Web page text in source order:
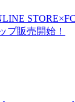
プ販売開始！